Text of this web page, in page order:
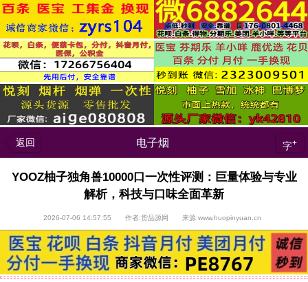
返回 电子烟 字+
YOOZ柚子独角兽10000口一次性评测：巨量体验与专业
解析，科技与口味全面革新
2026-07-06 14:57:55 作者:货品源网 来源:www.huopinyuan.cn